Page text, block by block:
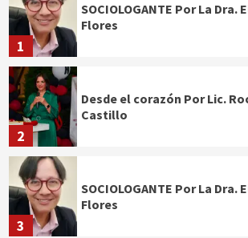
1
SOCIOLOGANTE Por La Dra.
Flores
2
Desde el corazón Por Lic.
Castillo
3
SOCIOLOGANTE Por La Dra.
Flores